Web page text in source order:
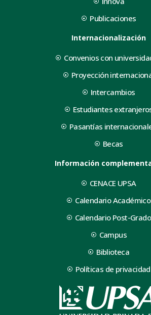
Publicaciones
Internacionalización
Convenios con
Proyección
Intercambios
Estudiantes
Pasantías
Becas
Información
CENACE UPSA
Calendario Académico
Calendario Post-Grado
Campus
Biblioteca
Políticas de privacidad